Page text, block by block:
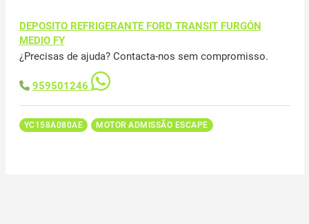
DEPOSITO REFRIGERANTE FORD TRANSIT FURGÓN
MEDIO FY
¿Precisas de ajuda? Contacta-nos sem compromisso.
959501246
YC158A080AE MOTOR ADMISSÃO ESCAPE